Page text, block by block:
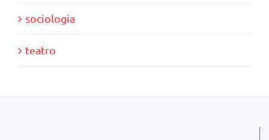
sociologia
teatro